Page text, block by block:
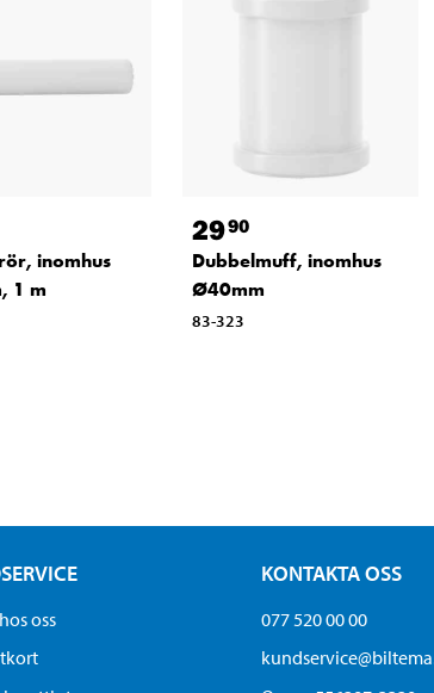
inomhus
1 m
2990
Dubbelmuff, inomhus
Ø40mm
83-323
oss
KONTAKTA OSS
077 520 00 00